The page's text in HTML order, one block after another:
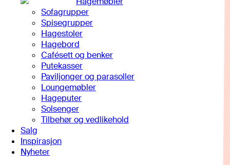
Sofagrupper
Spisegrupper
Hagestoler
Hagebord
Cafésett og benker
Putekasser
Paviljonger og parasoller
Loungemøbler
Hageputer
Solsenger
Tilbehør og vedlikehold
Salg
Inspirasjon
Nyheter